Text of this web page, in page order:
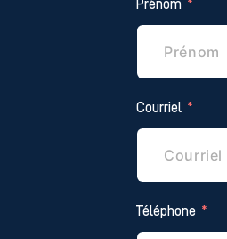
Prénom
Courriel
Téléphone